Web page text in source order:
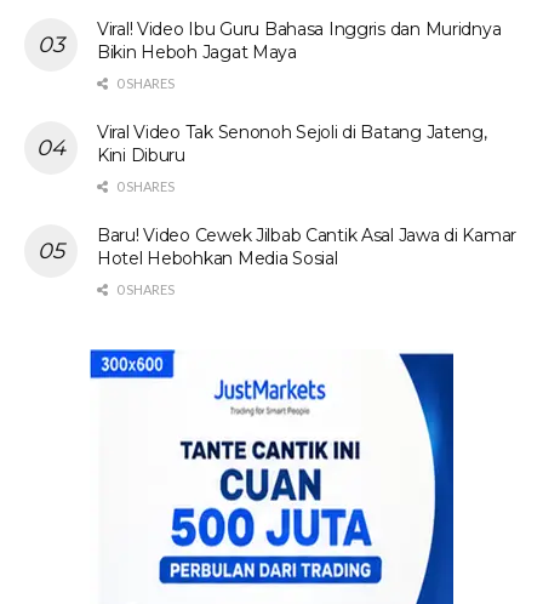
Viral! Video Ibu Guru Bahasa Inggris dan Muridnya
Bikin Heboh Jagat Maya
0 SHARES
Viral Video Tak Senonoh Sejoli di Batang Jateng,
Kini Diburu
0 SHARES
Baru! Video Cewek Jilbab Cantik Asal Jawa di Kamar
Hotel Hebohkan Media Sosial
0 SHARES